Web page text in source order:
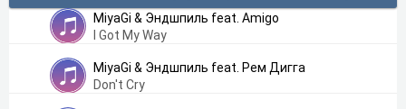
MiyaGi & Эндшпиль feat. Amigo
I Got My Way
MiyaGi & Эндшпиль feat. Рем Дигга
Don't Cry